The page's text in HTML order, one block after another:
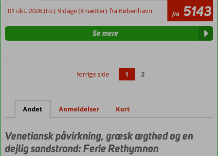
01 okt. 2026 (to.) 9 dage (8 nætter) fra København fra 5143
Se mere
forrige side 1 2
Andet Anmeldelser Kort
Venetiansk påvirkning, græsk ægthed og en
dejlig sandstrand: Ferie Rethymnon